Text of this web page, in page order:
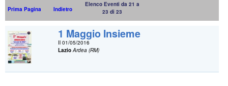
Prima Pagina Indietro
Elenco Eventi da 21 a
23 di 23
1 Maggio Insieme
Il 01/05/2016
Lazio Ardea (RM)